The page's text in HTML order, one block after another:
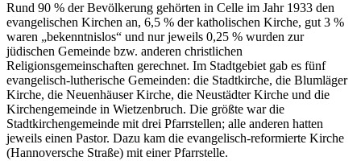
Rund 90 % der Bevölkerung gehörten in Celle im Jahr 1933 den
evangelischen Kirchen an, 6,5 % der katholischen Kirche, gut 3 %
waren „bekenntnislos“ und nur jeweils 0,25 % wurden zur
jüdischen Gemeinde bzw. anderen christlichen
Religionsgemeinschaften gerechnet. Im Stadtgebiet gab es fünf
evangelisch-lutherische Gemeinden: die Stadtkirche, die Blumläger
Kirche, die Neuenhäuser Kirche, die Neustädter Kirche und die
Kirchengemeinde in Wietzenbruch. Die größte war die
Stadtkirchengemeinde mit drei Pfarrstellen; alle anderen hatten
jeweils einen Pastor. Dazu kam die evangelisch-reformierte Kirche
(Hannoversche Straße) mit einer Pfarrstelle.